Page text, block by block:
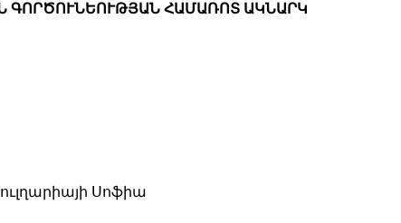
ԳՈՐԾՈՒՆԵՈՒԹՅԱՆ ՀԱՄԱՌՈՏ ԱԿՆԱՐԿ
Սոֆիա